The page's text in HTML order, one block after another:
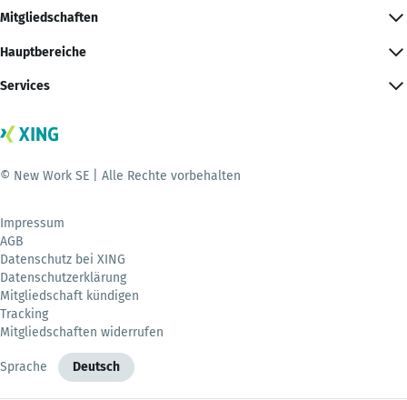
Mitgliedschaften
Hauptbereiche
Services
© New Work SE | Alle Rechte vorbehalten
Impressum
AGB
Datenschutz bei XING
Datenschutzerklärung
Mitgliedschaft kündigen
Tracking
Mitgliedschaften widerrufen
Sprache Deutsch